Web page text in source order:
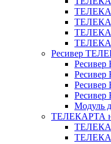
Ресивер
Ресивер
Ресивер
Ресивер
Ресивер
Модуль
ТЕЛЕКАРТА